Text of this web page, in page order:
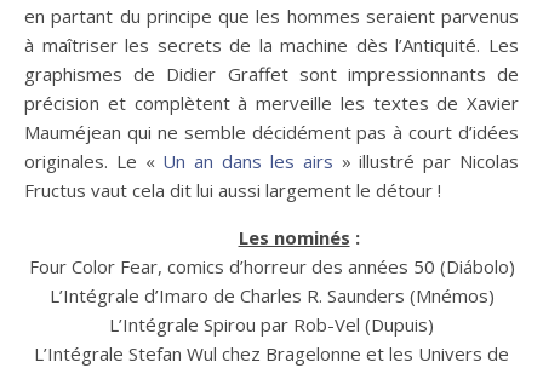
en partant du principe que les hommes seraient parvenus
à maîtriser les secrets de la machine dès l’Antiquité. Les
graphismes de Didier Graffet sont impressionnants de
précision et complètent à merveille les textes de Xavier
Mauméjean qui ne semble décidément pas à court d’idées
originales. Le « Un an dans les airs » illustré par Nicolas
Fructus vaut cela dit lui aussi largement le détour !
Les nominés :
Four Color Fear, comics d’horreur des années 50 (Diábolo)
L’Intégrale d’Imaro de Charles R. Saunders (Mnémos)
L’Intégrale Spirou par Rob-Vel (Dupuis)
L’Intégrale Stefan Wul chez Bragelonne et les Univers de